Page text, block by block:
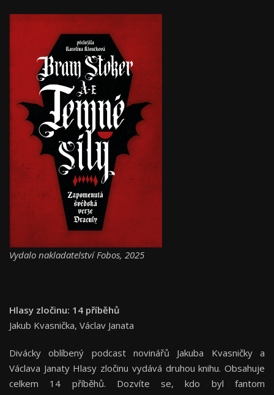
Vydalo nakladatelství Fobos, 2025
Hlasy zločinu: 14 příběhů
Jakub Kvasnička, Václav Janata
Divácky oblíbený podcast novinářů Jakuba Kvasničky a
Václava Janaty Hlasy zločinu vydává druhou knihu. Obsahuje
celkem 14 příběhů. Dozvíte se, kdo byl fantom